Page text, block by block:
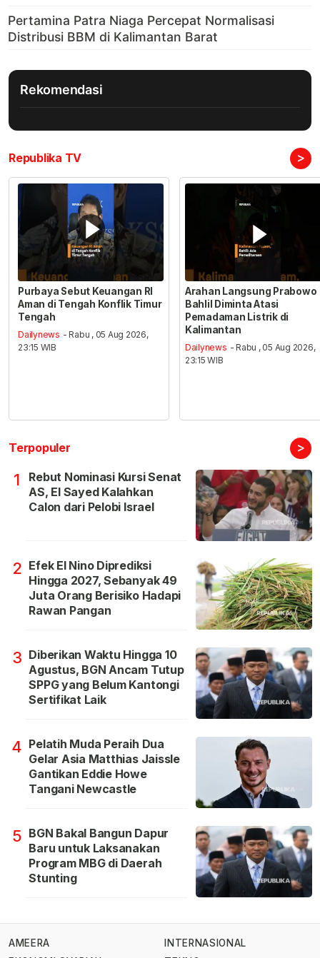
Rekomendasi
Republika TV >
Purbaya Sebut Keuangan RI
Aman di Tengah Konflik Timur
Tengah
Dailynews - Rabu , 05 Aug 2026,
23:15 WIB
Arahan Langsung Prabowo
Bahlil Diminta Atasi
Pemadaman Listrik di
Kalimantan
Dailynews - Rabu , 05 Aug 2026,
23:15 WIB
Terpopuler >
1
Rebut Nominasi Kursi Senat
AS, El Sayed Kalahkan
Calon dari Pelobi Israel
2 Efek El Nino Diprediksi
Hingga 2027, Sebanyak 49
Juta Orang Berisiko Hadapi
Rawan Pangan
3 Diberikan Waktu Hingga 10
Agustus, BGN Ancam Tutup
SPPG yang Belum Kantongi
Sertifikat Laik
4 Pelatih Muda Peraih Dua
Gelar Asia Matthias Jaissle
Gantikan Eddie Howe
Tangani Newcastle
5 BGN Bakal Bangun Dapur
Baru untuk Laksanakan
Program MBG di Daerah
Stunting
AMEERA
INTERNASIONAL